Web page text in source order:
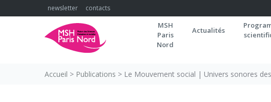
to
newsletter contacts
MSH
Paris
Nord
Actualités
Accueil > Publications > Le Mouvement social | Univers sonores